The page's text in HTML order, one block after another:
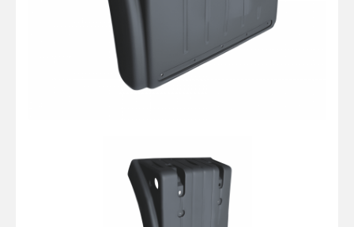
Малый коммерческий транспорт
Маркировочные знаки и светоотражатели
Пневматические соединения
Автономное отопление и
кондиционировани
Стяжные ремни и тросы